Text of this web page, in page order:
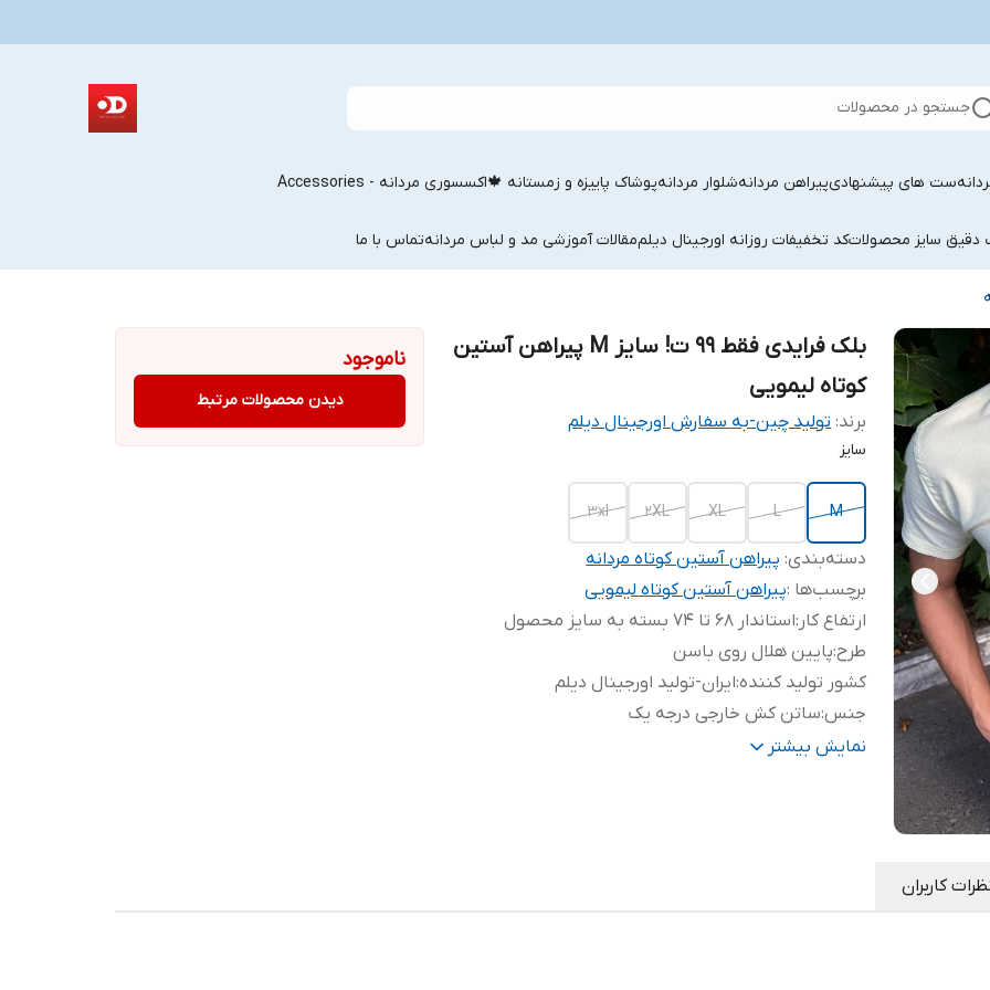
جستجو در محصولات
ست های پیشنهادیپیراهن مردانهشلوار مردانهپوشاک پاییزه و زمستانه 🍁اکسسوری مردانه - Accessories
دقیق سایز محصولاتکد تخفیفات روزانه اورجینال دیلممقالات آموزشی مد و لباس مردانهتماس با ما
بلک فرایدی فقط 99 ت! سایز M پیراهن آستین
کوتاه لیمویی
برند: تولید چین-به سفارش اورجینال دیلم
سایز
M
L
XL
2XL
3xl
دسته‌بندی:پیراهن آستین کوتاه مردانه
برچسب‌ها :پیراهن آستین کوتاه لیمویی
ارتفاع کار :استاندار 68 تا 74 بسته به سایز محصول
طرح:پایین هلال روی باسن
کشور تولید کننده:ایران-تولید اورجینال دیلم
جنس:ساتن کش خارجی درجه یک
مناسب برای:روزمره-محل کار-مهمانینمایش بیشتر
ناموجود
دیدن محصولات مرتبط
کاربران